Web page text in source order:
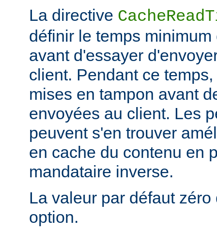
La directive
définir le temps
avant d'essayer
client. Pendant ce
mises en tampon avant
envoyées au client. Les
peuvent s'en trouver
en cache du contenu en
mandataire inverse.
La valeur par défaut
option.